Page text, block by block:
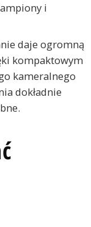
i
daje ogromną
kompaktowym
kameralnego
dokładnie